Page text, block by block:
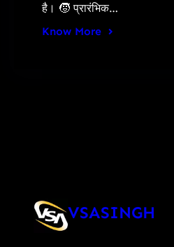
है। 🧒 प्रारंभिक…
Know More
VSASINGH